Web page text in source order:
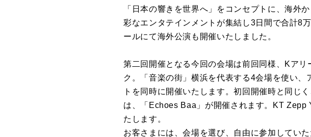
「日本の響きを世界へ」をコンセプトに、海外
彩なエンタテインメントが集結し3日間で合計8
ールにて海外公演も開催いたしました。
第二回開催となる今回の会場は前回同様、Kア
ク。「音楽の街」横浜を代表する4会場を使い
トを同時に開催いたします。初回開催時と同じ
は、「Echoes Baa」が開催されます。KT Zepp
たします。
お客さまには、会場を選び、自由に参加してい